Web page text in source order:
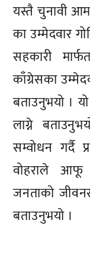
यस्तै चुनावी
का उम्मेदवार
सहकारी
काँग्रेसका
बताउनुभयो ।
लाग्ने
सम्वोधन गर्दै
वोहराले आफू
जनताको
बताउनुभयो ।